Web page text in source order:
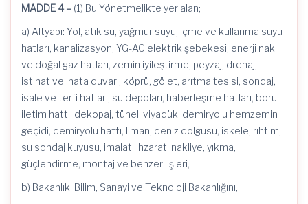
MADDE 4 – (1) Bu Yönetmelikte yer alan;
a) Altyapı: Yol, atık su, yağmur suyu, içme ve kullanma suyu
hatları, kanalizasyon, YG-AG elektrik şebekesi, enerji nakil
ve doğal gaz hatları, zemin iyileştirme, peyzaj, drenaj,
istinat ve ihata duvarı, köprü, gölet, arıtma tesisi, sondaj,
isale ve terfi hatları, su depoları, haberleşme hatları, boru
iletim hattı, dekopaj, tünel, viyadük, demiryolu hemzemin
geçidi, demiryolu hattı, liman, deniz dolgusu, iskele, rıhtım,
su sondaj kuyusu, imalat, ihzarat, nakliye, yıkma,
güçlendirme, montaj ve benzeri işleri,
b) Bakanlık: Bilim, Sanayi ve Teknoloji Bakanlığını,